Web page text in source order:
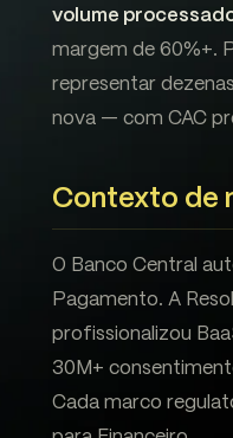
volume
margem de 60%+.
representar
nova — com CAC
Contexto de
O Banco Central
Pagamento. A
profissionalizou
30M+
Cada marco